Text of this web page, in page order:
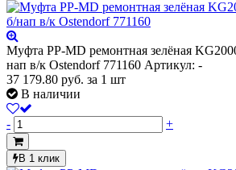
Муфта PP-MD ремонтная зелёная
нап в/к Ostendorf 771160 Артикул: -
37 179.80 руб. за 1 шт
В наличии
- +
В 1 клик